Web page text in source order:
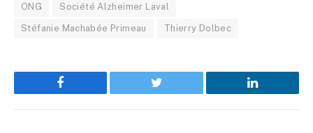
ONG Société Alzheimer Laval
Stéfanie Machabée Primeau Thierry Dolbec
Facebook Twitter LinkedIn